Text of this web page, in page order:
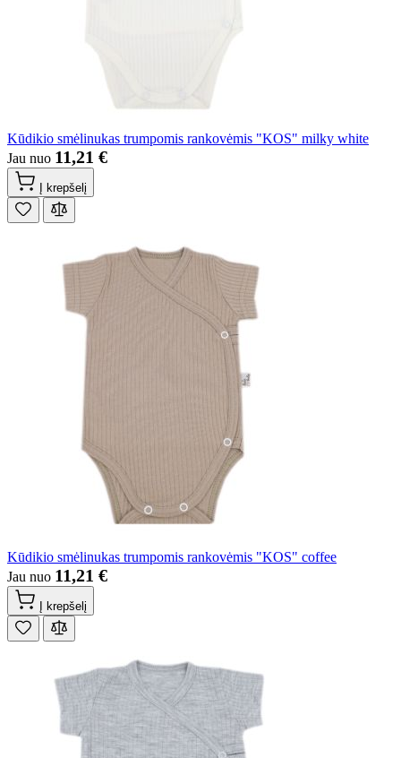
Kūdikio smėlinukas trumpomis rankovėmis "KOS" milky white
Jau nuo 11,21 €
Į krepšelį
Kūdikio smėlinukas trumpomis rankovėmis "KOS" coffee
Jau nuo 11,21 €
Į krepšelį